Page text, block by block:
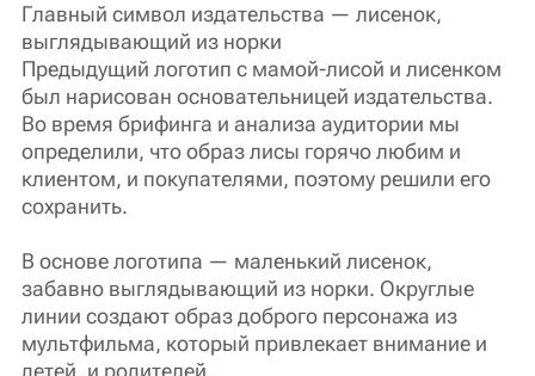
Главный символ издательства — лисенок,
выглядывающий из норки
Предыдущий логотип с мамой-лисой и лисенком
был нарисован основательницей издательства.
Во время брифинга и анализа аудитории мы
определили, что образ лисы горячо любим и
клиентом, и покупателями, поэтому решили его
сохранить.
В основе логотипа — маленький лисенок,
забавно выглядывающий из норки. Округлые
линии создают образ доброго персонажа из
мультфильма, который привлекает внимание и
детей, и родителей.